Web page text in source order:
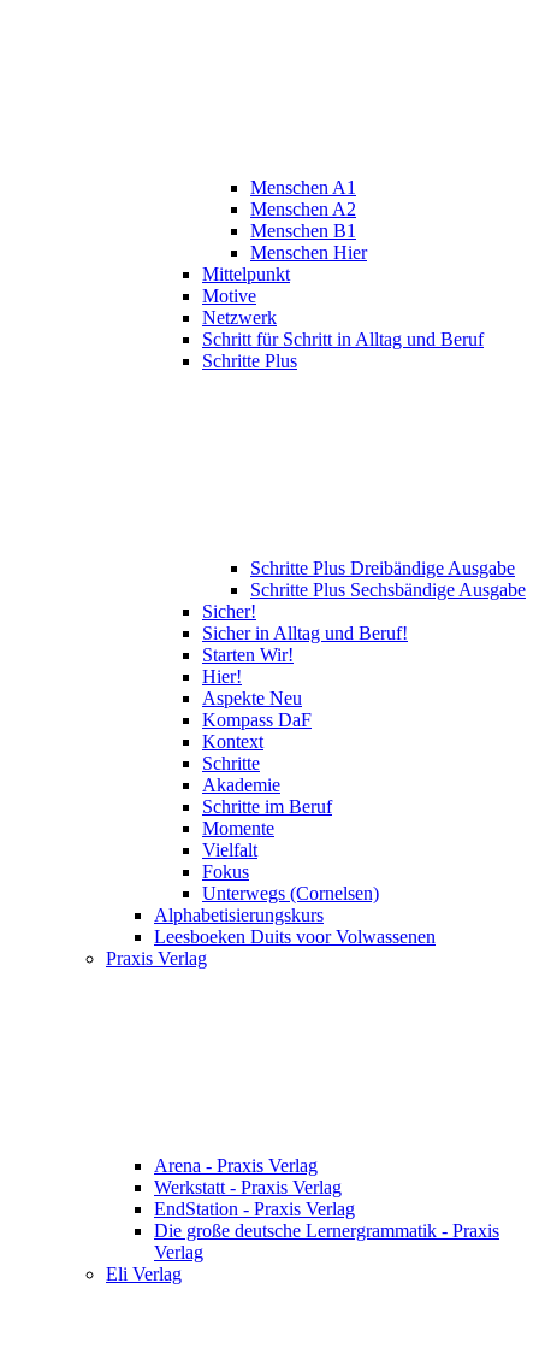
Menschen A1
Menschen A2
Menschen B1
Menschen Hier
Mittelpunkt
Motive
Netzwerk
Schritt für Schritt in Alltag und Beruf
Schritte Plus
Schritte Plus Dreibändige Ausgabe
Schritte Plus Sechsbändige Ausgabe
Sicher!
Sicher in Alltag und Beruf!
Starten Wir!
Hier!
Aspekte Neu
Kompass DaF
Kontext
Schritte
Akademie
Schritte im Beruf
Momente
Vielfalt
Fokus
Unterwegs (Cornelsen)
Alphabetisierungskurs
Leesboeken Duits voor Volwassenen
Praxis Verlag
Arena - Praxis Verlag
Werkstatt - Praxis Verlag
EndStation - Praxis Verlag
Die große deutsche Lernergrammatik - Praxis
Verlag
Eli Verlag